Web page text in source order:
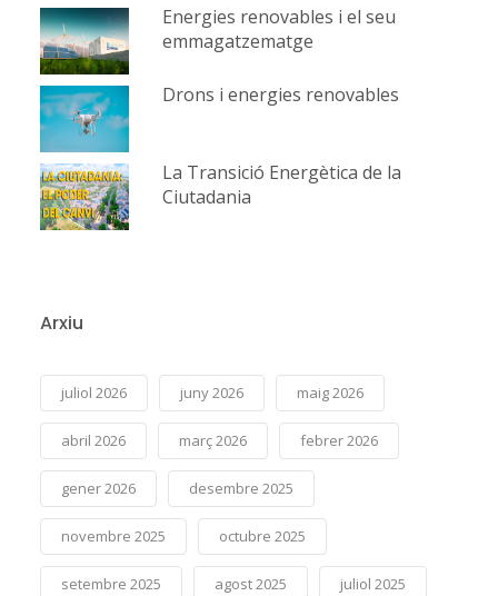
Energies renovables i el seu
emmagatzematge
Drons i energies renovables
La Transició Energètica de la
Ciutadania
Arxiu
juliol 2026 juny 2026 maig 2026
abril 2026 març 2026 febrer 2026
gener 2026 desembre 2025
novembre 2025 octubre 2025
setembre 2025 agost 2025 juliol 2025